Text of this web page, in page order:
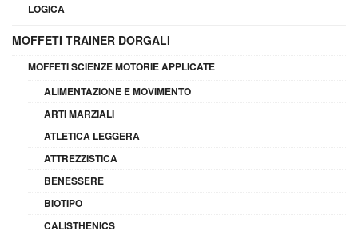
LOGICA
MOFFETI TRAINER DORGALI
MOFFETI SCIENZE MOTORIE APPLICATE
ALIMENTAZIONE E MOVIMENTO
ARTI MARZIALI
ATLETICA LEGGERA
ATTREZZISTICA
BENESSERE
BIOTIPO
CALISTHENICS